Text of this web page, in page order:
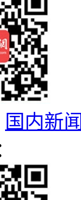
国内新闻